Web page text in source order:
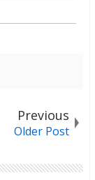
Previous
Older Post